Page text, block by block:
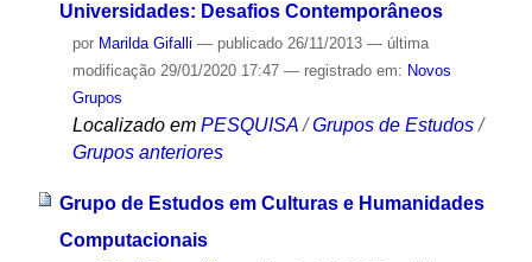
Universidades: Desafios Contemporâneos
por Marilda Gifalli — publicado26/11/2013 — última
modificação29/01/2020 17:47 — registrado em: Novos
Grupos
Localizado em PESQUISA /Grupos de Estudos /
Grupos anteriores
Grupo de Estudos em Culturas e Humanidades
Computacionais